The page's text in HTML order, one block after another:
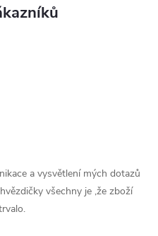
a vysvětlení mých dotazů
všechny je ,že zboží